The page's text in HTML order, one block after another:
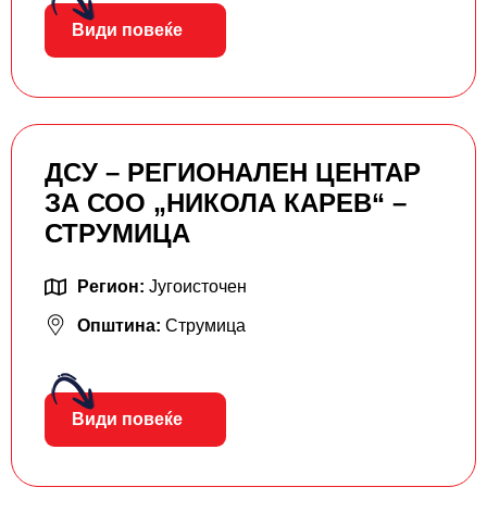
Види повеќе
ДСУ – РЕГИОНАЛЕН ЦЕНТАР
ЗА СОО „НИКОЛА КАРЕВ“ –
СТРУМИЦА
Регион: Југоисточен
Општина: Струмица
Види повеќе